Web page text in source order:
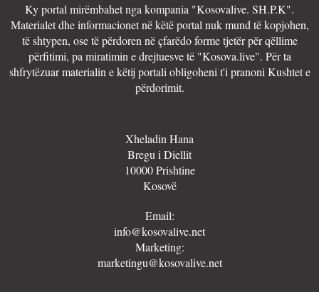
Ky portal mirëmbahet nga kompania "Kosovalive. SH.P.K".
Materialet dhe informacionet në këtë portal nuk mund të kopjohen,
të shtypen, ose të përdoren në çfarëdo forme tjetër për qëllime
përfitimi, pa miratimin e drejtuesve të "Kosova.live". Për ta
shfrytëzuar materialin e këtij portali obligoheni t'i pranoni Kushtet e
përdorimit.
Xheladin Hana
Bregu i Diellit
10000 Prishtine
Kosovë
Email:
info@kosovalive.net
Marketing:
marketingu@kosovalive.net